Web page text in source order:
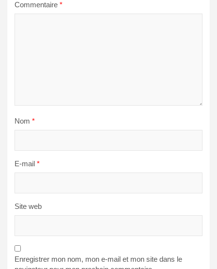
Commentaire *
Nom *
E-mail *
Site web
Enregistrer mon nom, mon e-mail et mon site dans le